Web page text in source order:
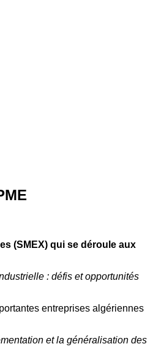
(SMEX) qui se déroule aux
: défis et opportunités
entreprises algériennes
et la généralisation des